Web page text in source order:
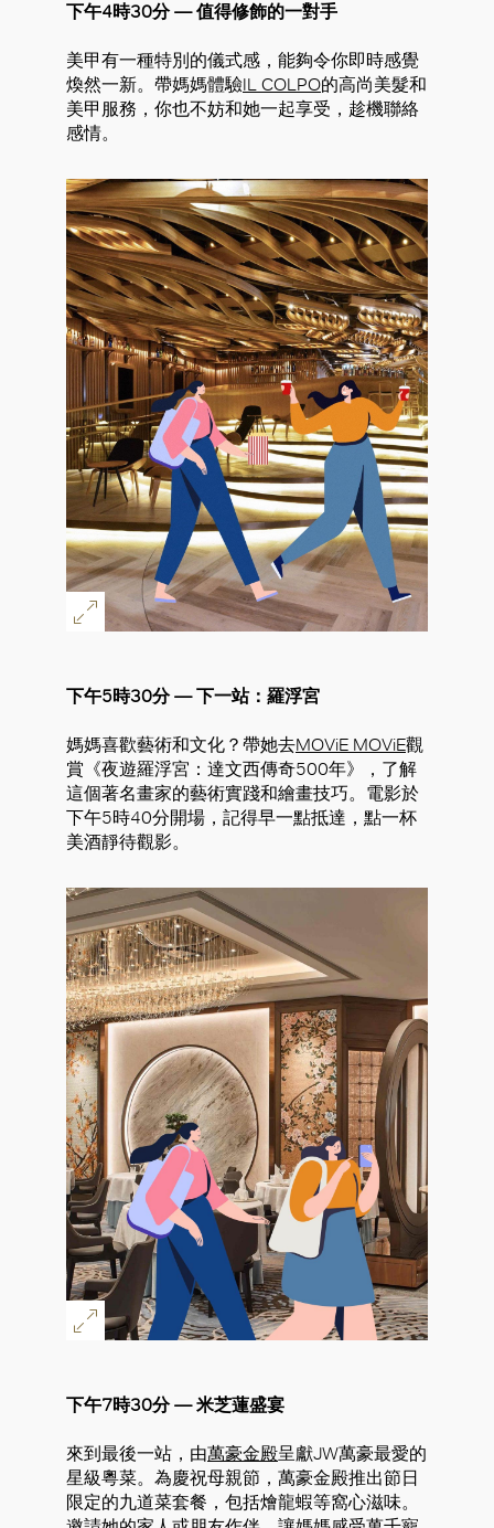
下午4時30分 — 值得修飾的一對手
美甲有一種特別的儀式感，能夠令你即時感覺
煥然一新。帶媽媽體驗IL COLPO的高尚美髮和
美甲服務，你也不妨和她一起享受，趁機聯絡
感情。
下午5時30分 — 下一站：羅浮宮
媽媽喜歡藝術和文化？帶她去MOViE MOViE觀
賞《夜遊羅浮宮：達文西傳奇500年》，了解
這個著名畫家的藝術實踐和繪畫技巧。電影於
下午5時40分開場，記得早一點抵達，點一杯
美酒靜待觀影。
下午7時30分 — 米芝蓮盛宴
來到最後一站，由萬豪金殿呈獻JW萬豪最愛的
星級粵菜。為慶祝母親節，萬豪金殿推出節日
限定的九道菜套餐，包括燴龍蝦等窩心滋味。